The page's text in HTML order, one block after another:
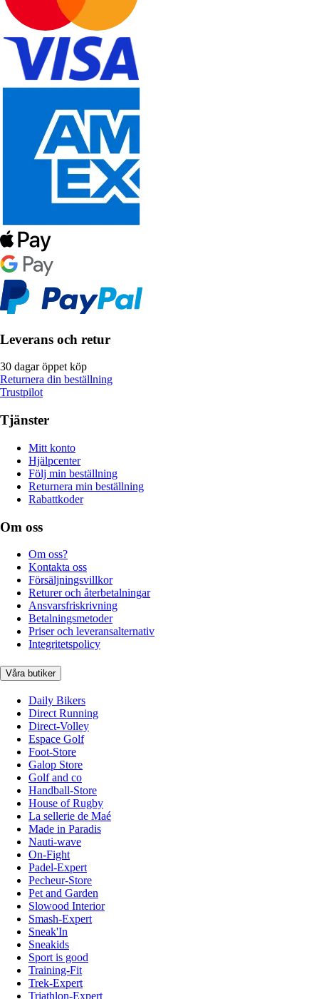
Leverans och retur
30 dagar öppet köp
Returnera din beställning
Trustpilot
Tjänster
Mitt konto
Hjälpcenter
Följ min beställning
Returnera min beställning
Rabattkoder
Om oss
Om oss?
Kontakta oss
Försäljningsvillkor
Returer och återbetalningar
Ansvarsfriskrivning
Betalningsmetoder
Priser och leveransalternativ
Integritetspolicy
Våra butiker
Daily Bikers
Direct Running
Direct-Volley
Espace Golf
Foot-Store
Galop Store
Golf and co
Handball-Store
House of Rugby
La sellerie de Maé
Made in Paradis
Nauti-wave
On-Fight
Padel-Expert
Pecheur-Store
Pet and Garden
Slowood Interior
Smash-Expert
Sneak'In
Sneakids
Sport is good
Training-Fit
Trek-Expert
Triathlon-Expert